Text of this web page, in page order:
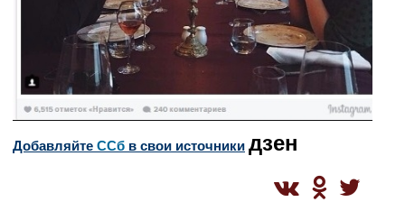
Добавляйте CСб в свои источники дзен